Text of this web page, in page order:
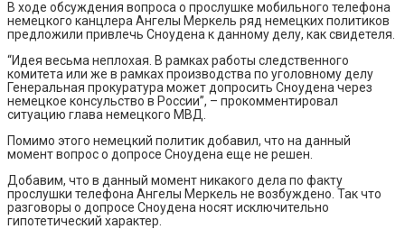
В ходе обсуждения вопроса о прослушке мобильного телефона
немецкого канцлера Ангелы Меркель ряд немецких политиков
предложили привлечь Сноудена к данному делу, как свидетеля.
“Идея весьма неплохая. В рамках работы следственного
комитета или же в рамках производства по уголовному делу
Генеральная прокуратура может допросить Сноудена через
немецкое консульство в России”, – прокомментировал
ситуацию глава немецкого МВД.
Помимо этого немецкий политик добавил, что на данный
момент вопрос о допросе Сноудена еще не решен.
Добавим, что в данный момент никакого дела по факту
прослушки телефона Ангелы Меркель не возбуждено. Так что
разговоры о допросе Сноудена носят исключительно
гипотетический характер.